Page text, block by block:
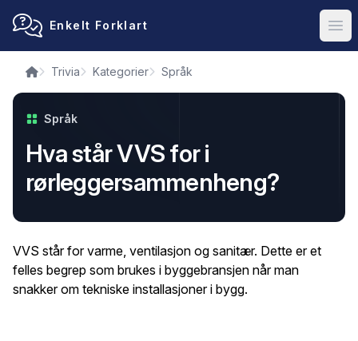
Enkelt Forklart
Trivia Kategorier Språk
Språk
Hva står VVS for i
rørleggersammenheng?
VVS står for varme, ventilasjon og sanitær. Dette er et
felles begrep som brukes i byggebransjen når man
snakker om tekniske installasjoner i bygg.